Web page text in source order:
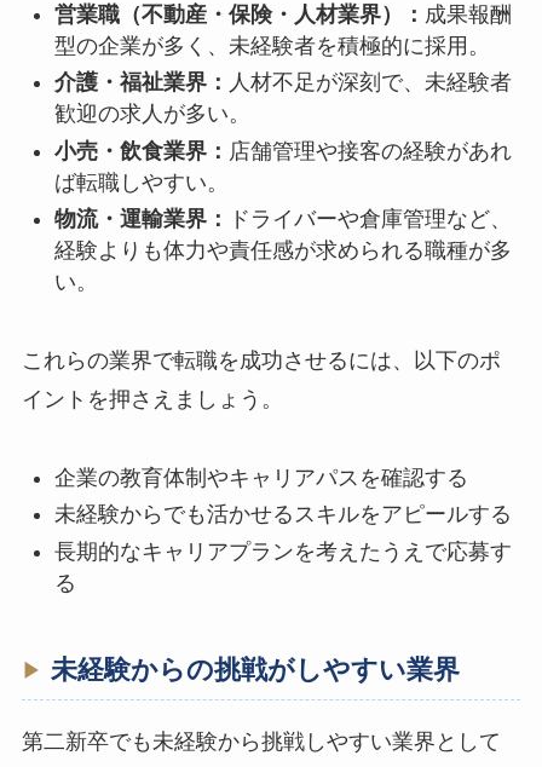
営業職（不動産・保険・人材業界）： 成果報酬
型の企業が多く、未経験者を積極的に採用。
介護・福祉業界： 人材不足が深刻で、未経験者
歓迎の求人が多い。
小売・飲食業界： 店舗管理や接客の経験があれ
ば転職しやすい。
物流・運輸業界：
ドライバーや倉庫管理など、
経験よりも体力や責任感が求められる職種が多
い。
これらの業界で転職を成功させるには、以下のポ
イントを押さえましょう。
企業の教育体制やキャリアパスを確認する
未経験からでも活かせるスキルをアピールする
長期的なキャリアプランを考えたうえで応募す
る
未経験からの挑戦がしやすい業界
第二新卒でも未経験から挑戦しやすい業界として